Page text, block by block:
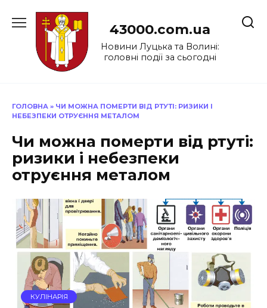
до
43000.com.ua
Новини Луцька та Волині:
головні події за сьогодні
ГОЛОВНА » ЧИ МОЖНА ПОМЕРТИ ВІД РТУТІ: РИЗИКИ І
НЕБЕЗПЕКИ ОТРУЄННЯ МЕТАЛОМ
Чи можна померти від ртуті:
ризики і небезпеки
отруєння металом
КУЛІНАРІЯ